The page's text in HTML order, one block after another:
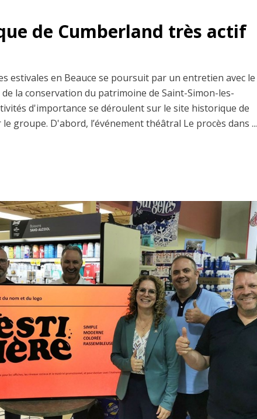
de Cumberland très actif
estivales en Beauce se poursuit par un entretien avec le
la conservation du patrimoine de Saint-Simon-les-
d'importance se déroulent sur le site historique de
groupe. D'abord, l’événement théâtral Le procès dans ...